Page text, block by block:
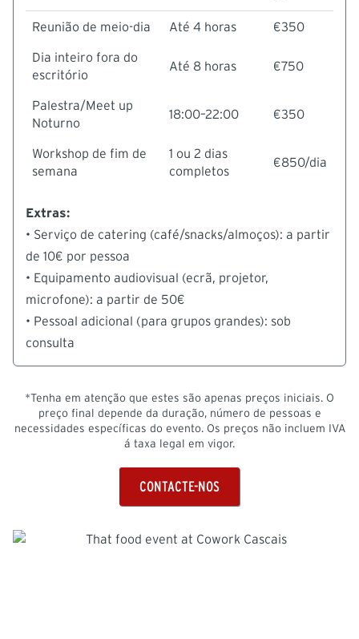
Reunião de meio-dia Até 4 horas €350
Dia inteiro fora do
escritório
Até 8 horas €750
Palestra/Meet up
Noturno
18:00–22:00 €350
Workshop de fim de
semana
1 ou 2 dias
completos
€850/dia
Extras:
• Serviço de catering (café/snacks/almoços): a partir
de 10€ por pessoa
• Equipamento audiovisual (ecrã, projetor,
microfone): a partir de 50€
• Pessoal adicional (para grupos grandes): sob
consulta
*Tenha em atenção que estes são apenas preços iniciais. O
preço final depende da duração, número de pessoas e
necessidades específicas do evento. Os preços não incluem IVA
á taxa legal em vigor.
CONTACTE-NOS